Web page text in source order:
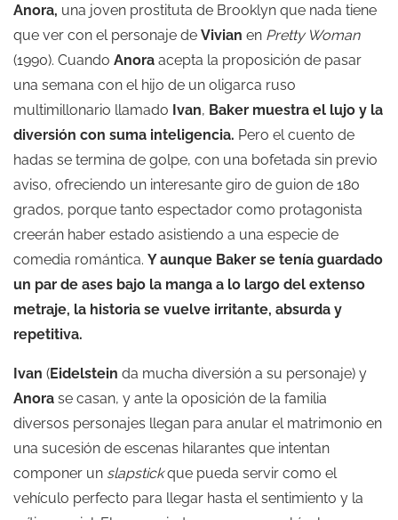
Anora, una joven prostituta de Brooklyn que nada tiene
que ver con el personaje de Vivian en Pretty Woman
(1990). Cuando Anora acepta la proposición de pasar
una semana con el hijo de un oligarca ruso
multimillonario llamado Ivan, Baker muestra el lujo y la
diversión con suma inteligencia. Pero el cuento de
hadas se termina de golpe, con una bofetada sin previo
aviso, ofreciendo un interesante giro de guion de 180
grados, porque tanto espectador como protagonista
creerán haber estado asistiendo a una especie de
comedia romántica. Y aunque Baker se tenía guardado
un par de ases bajo la manga a lo largo del extenso
metraje, la historia se vuelve irritante, absurda y
repetitiva.
Ivan (Eidelstein da mucha diversión a su personaje) y
Anora se casan, y ante la oposición de la familia
diversos personajes llegan para anular el matrimonio en
una sucesión de escenas hilarantes que intentan
componer un slapstickque pueda servir como el
vehículo perfecto para llegar hasta el sentimiento y la